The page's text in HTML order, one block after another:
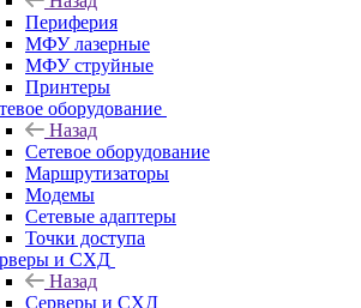
Периферия
МФУ лазерные
МФУ струйные
Принтеры
оборудование
Назад
Сетевое оборудование
Маршрутизаторы
Модемы
Сетевые адаптеры
Точки доступа
и СХД
Назад
Серверы и СХД